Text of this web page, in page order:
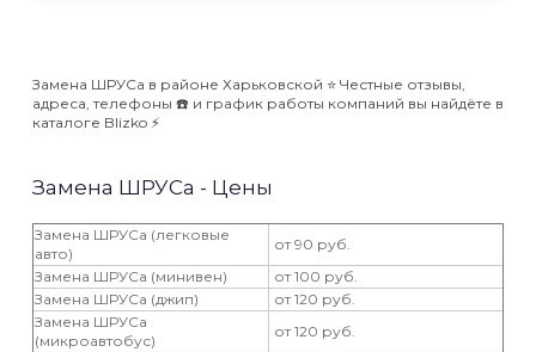
Замена ШРУСа в районе Харьковской ⭐️ Честные отзывы,
адреса, телефоны ☎️ и график работы компаний вы найдёте в
каталоге Blizko ⚡️
Замена ШРУСа - Цены
Замена ШРУСа (легковые
авто)
от 90 руб.
Замена ШРУСа (минивен)
от 100 руб.
Замена ШРУСа (джип)
от 120 руб.
Замена ШРУСа
(микроавтобус)
от 120 руб.